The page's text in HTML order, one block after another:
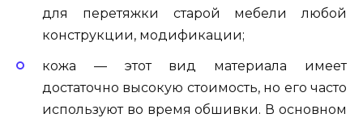
для перетяжки старой мебели любой
конструкции, модификации;
кожа — этот вид материала имеет
достаточно высокую стоимость, но его часто
используют во время обшивки. В основном